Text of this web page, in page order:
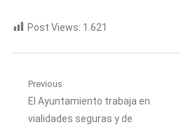
Post Views: 1.621
Navegación
de
Previous
Previous
post:
El Ayuntamiento trabaja en
vialidades seguras y de